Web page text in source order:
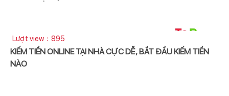
Lượt view：895
KIẾM TIỀN ONLINE TẠI NHÀ CỰC DỄ, BẮT ĐẦU KIẾM TIỀN
NÀO